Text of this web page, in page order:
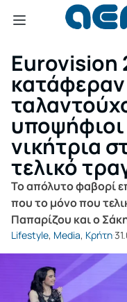
Εurovision
υποψήφιοι
νικήτρια
τελικό
Το απόλυτο φαβορί
που το μόνο που
Παπαρίζου και ο
Lifestyle, Media, Κρήτη